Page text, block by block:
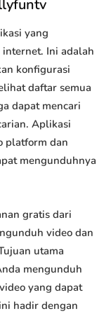
yang
Ini adalah
konfigurasi
daftar semua
dapat mencari
Aplikasi
platform dan
mengunduhnya
gratis dari
video dan
utama
mengunduh
yang dapat
hadir dengan